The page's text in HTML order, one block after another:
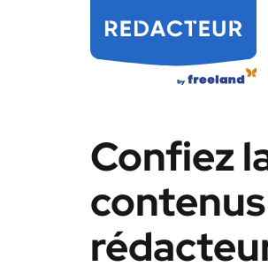
Confiez